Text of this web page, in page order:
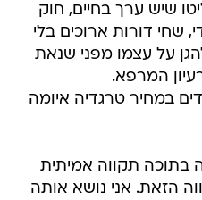
שיש ערך בחיים, חוק
שחי דורות ארוכים בלי
על עצמו מפני שנאת
המרפא.
במחיר טרגדיה איומה
בתוכה תקווה אמיתית
הזאת. אני נושא אותה